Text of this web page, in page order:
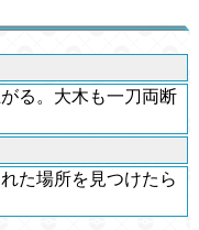
る。大木も一刀両断
た場所を見つけたら